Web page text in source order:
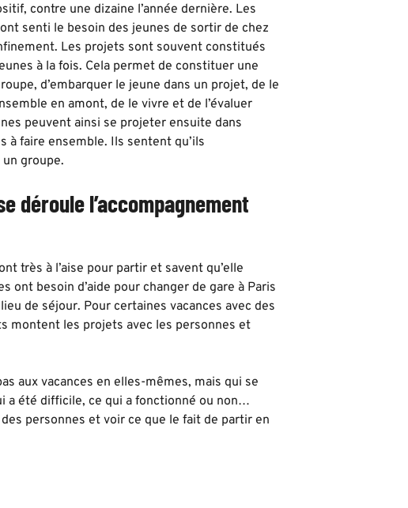
contre une dizaine l’année dernière. Les
senti le besoin des jeunes de sortir de chez
Les projets sont souvent constitués
à la fois. Cela permet de constituer une
d’embarquer le jeune dans un projet, de le
en amont, de le vivre et de l’évaluer
peuvent ainsi se projeter ensuite dans
à faire ensemble. Ils sentent qu’ils
groupe.
déroule l’accompagnement
très à l’aise pour partir et savent qu’elle
ont besoin d’aide pour changer de gare à Paris
de séjour. Pour certaines vacances avec des
montent les projets avec les personnes et
aux vacances en elles-mêmes, mais qui se
a été difficile, ce qui a fonctionné ou non…
personnes et voir ce que le fait de partir en